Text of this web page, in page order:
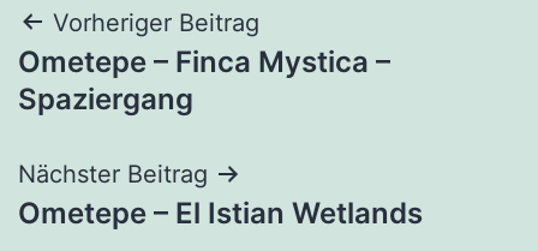
Beitragsnavigation
Vorheriger Beitrag
Ometepe – Finca Mystica –
Spaziergang
Nächster Beitrag
Ometepe – El Istian Wetlands